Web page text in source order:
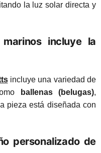
la luz solar directa y
incluye la
incluye una variedad de
ballenas (belugas),
pieza está diseñada con
personalizado de